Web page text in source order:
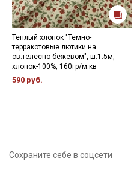
Теплый хлопок "Темно-
терракотовые лютики на
св.телесно-бежевом", ш.1.5м,
хлопок-100%, 160гр/м.кв
590 руб.
Сохраните себе в соцсети